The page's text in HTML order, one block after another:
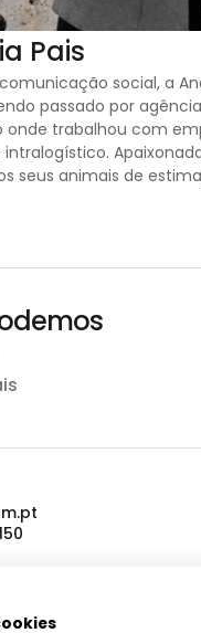
Pais
social, a
passado por
trabalhou com
seus animais de